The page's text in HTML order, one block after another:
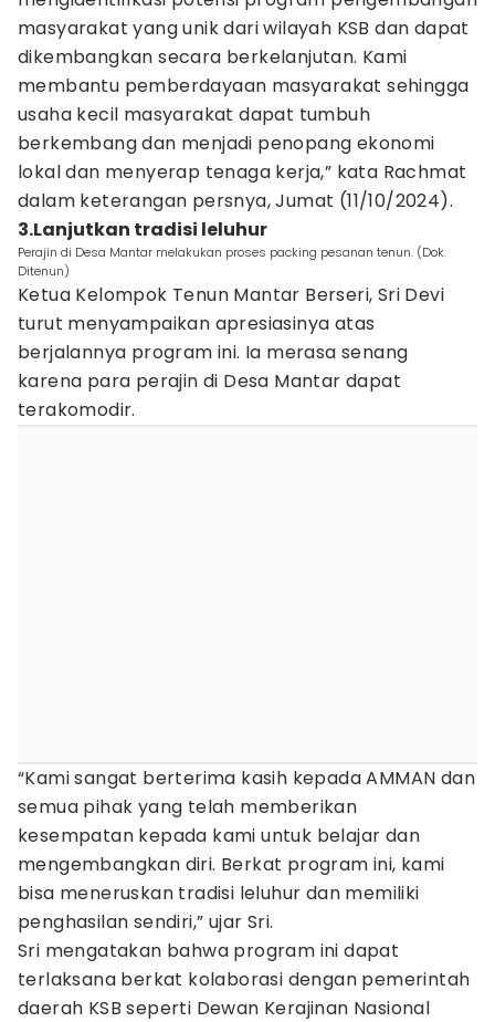
masyarakat yang unik dari wilayah KSB dan dapat
dikembangkan secara berkelanjutan. Kami
membantu pemberdayaan masyarakat sehingga
usaha kecil masyarakat dapat tumbuh
berkembang dan menjadi penopang ekonomi
lokal dan menyerap tenaga kerja,” kata Rachmat
dalam keterangan persnya, Jumat (11/10/2024).
3.Lanjutkan tradisi leluhur
Perajin di Desa Mantar melakukan proses packing pesanan tenun. (Dok.
Ditenun)
Ketua Kelompok Tenun Mantar Berseri, Sri Devi
turut menyampaikan apresiasinya atas
berjalannya program ini. Ia merasa senang
karena para perajin di Desa Mantar dapat
terakomodir.
“Kami sangat berterima kasih kepada AMMAN dan
semua pihak yang telah memberikan
kesempatan kepada kami untuk belajar dan
mengembangkan diri. Berkat program ini, kami
bisa meneruskan tradisi leluhur dan memiliki
penghasilan sendiri,” ujar Sri.
Sri mengatakan bahwa program ini dapat
terlaksana berkat kolaborasi dengan pemerintah
daerah KSB seperti Dewan Kerajinan Nasional